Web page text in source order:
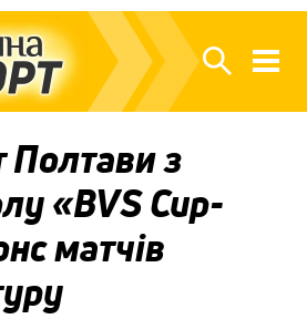
Полтави з
«BVS Cup-
матчів